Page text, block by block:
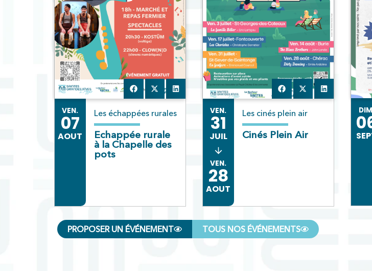
VEN.
07
AOUT
Les échappées rurales
Echappée rurale
à la Chapelle des
pots
VEN.
31
JUIL
VEN.
28
AOUT
Les cinés plein air
Cinés Plein Air
PROPOSER UN ÉVÉNEMENT TOUS NOS ÉVÉNEMENTS